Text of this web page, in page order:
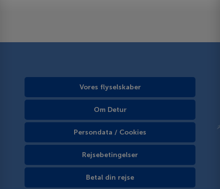
Vores flyselskaber
Om Detur
Persondata / Cookies
Rejsebetingelser
Betal din rejse